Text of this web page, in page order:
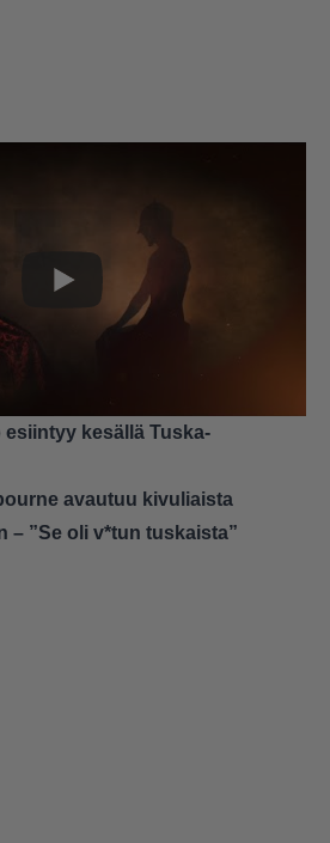
esiintyy kesällä Tuska-
avautuu kivuliaista
– ”Se oli v*tun tuskaista”